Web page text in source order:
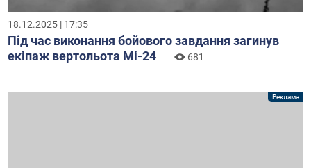
18.12.2025 | 17:35
Під час виконання бойового завдання загинув
екіпаж вертольота Мі-24
681